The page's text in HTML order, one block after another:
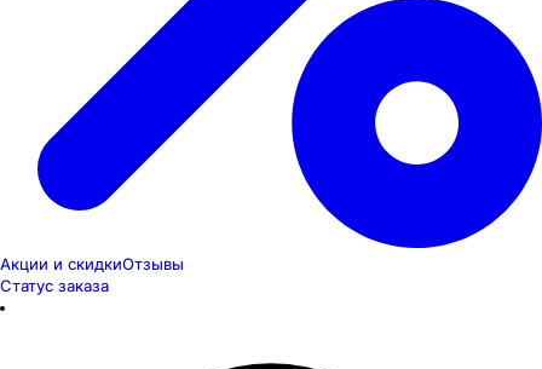
Акции и скидкиОтзывы
Статус заказа